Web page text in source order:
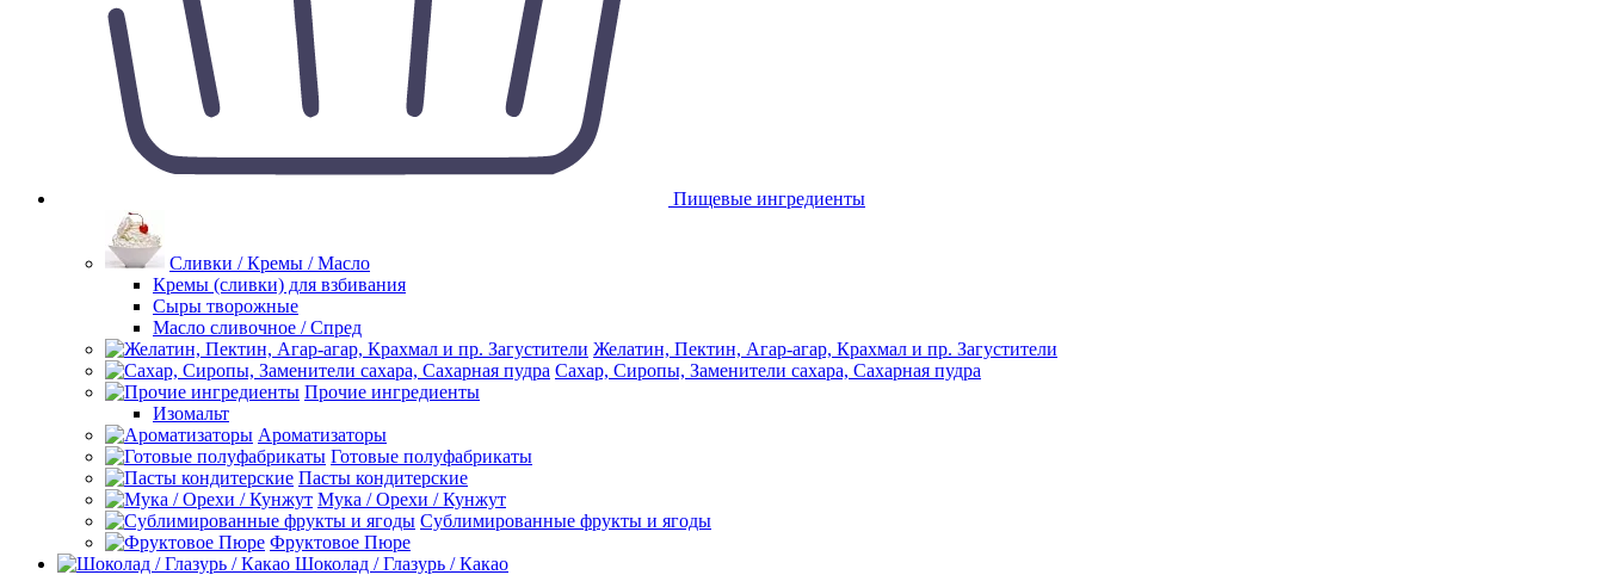
Пищевые ингредиенты
Сливки / Кремы / Масло
Кремы (сливки) для взбивания
Сыры творожные
Масло сливочное / Спред
Желатин, Пектин, Агар-агар, Крахмал и пр. Загустители
Сахар, Сиропы, Заменители сахара, Сахарная пудра
Прочие ингредиенты
Изомальт
Ароматизаторы
Готовые полуфабрикаты
Пасты кондитерские
Мука / Орехи / Кунжут
Сублимированные фрукты и ягоды
Фруктовое Пюре
Шоколад / Глазурь / Какао